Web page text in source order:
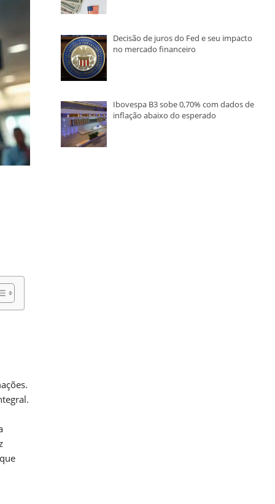
Decisão de juros do Fed e seu impacto
no mercado financeiro
Ibovespa B3 sobe 0,70% com dados de
inflação abaixo do esperado